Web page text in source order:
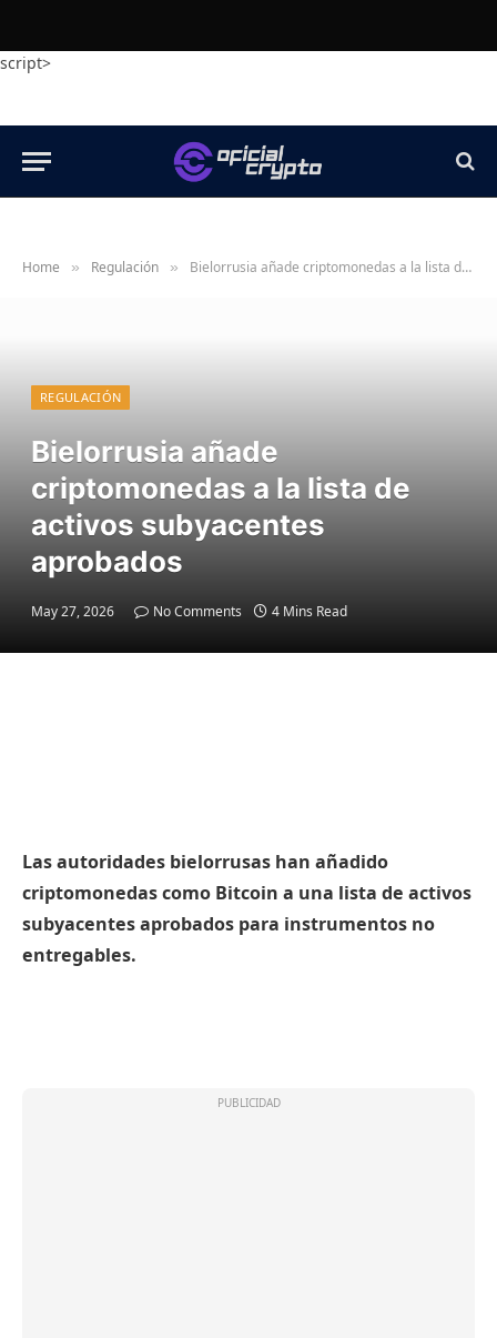
script>
Home » Regulación » Bielorrusia añade criptomonedas a la lista de activos subyacentes aprobados
REGULACIÓN
Bielorrusia añade
criptomonedas a la lista de
activos subyacentes
aprobados
May 27, 2026 No Comments 4 Mins Read
Las autoridades bielorrusas han añadido
criptomonedas como Bitcoin a una lista de activos
subyacentes aprobados para instrumentos no
entregables.